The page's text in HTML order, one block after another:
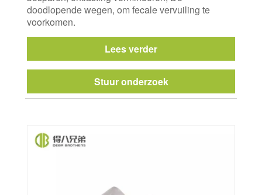
doodlopende wegen, om fecale vervuiling te
voorkomen.
Lees verder
Stuur onderzoek